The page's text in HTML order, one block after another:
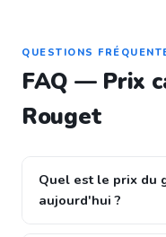
QUESTIONS
FAQ — Prix
Rouget
Quel est le prix du
aujourd'hui ?